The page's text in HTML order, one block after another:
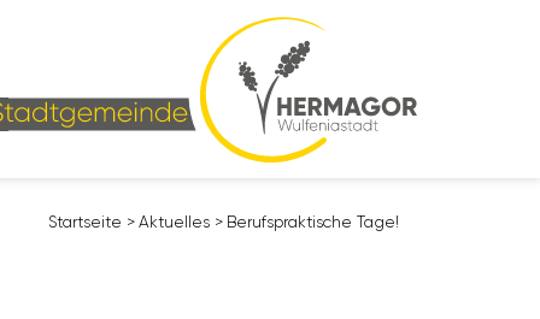
Start­seite > Aktu­elles > Berufs­prak­ti­sche Tage!